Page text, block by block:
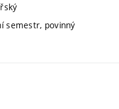
semestr, povinný